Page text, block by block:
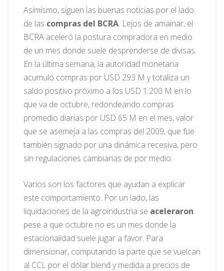
Asimismo, siguen las buenas noticias por el lado
de las compras del BCRA. Lejos de amainar, el
BCRA aceleró la postura compradora en medio
de un mes donde suele desprenderse de divisas.
En la última semana, la autoridad monetaria
acumuló compras por USD 293 M y totaliza un
saldo positivo próximo a los USD 1.200 M en lo
que va de octubre, redondeando compras
promedio diarias por USD 65 M en el mes, valor
que se asemeja a las compras del 2009, que fue
también signado por una dinámica recesiva, pero
sin regulaciones cambiarias de por medio.
Varios son los factores que ayudan a explicar
este comportamiento. Por un lado, las
liquidaciones de la agroindustria se aceleraron
pese a que octubre no es un mes donde la
estacionalidad suele jugar a favor. Para
dimensionar, computando la parte que se vuelcan
al CCL por el dólar blend y medida a precios de